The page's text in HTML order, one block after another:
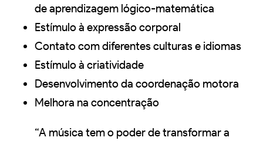
de aprendizagem lógico-matemática
Estímulo à expressão corporal
Contato com diferentes culturas e idiomas
Estímulo à criatividade
Desenvolvimento da coordenação motora
Melhora na concentração
“A música tem o poder de transformar a